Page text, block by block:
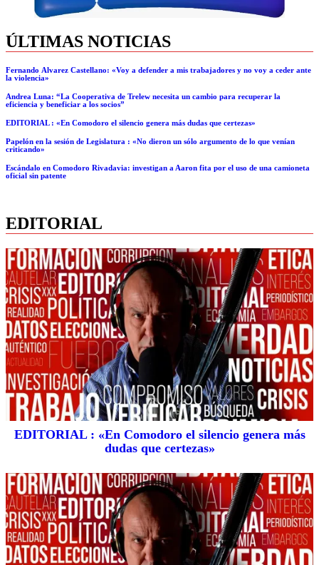
ÚLTIMAS NOTICIAS
Fernando Álvarez Castellano: «Voy a defender a mis trabajadores y no voy a ceder ante
la violencia»
Andrea Luna: “La Cooperativa de Trelew necesita un cambio para recuperar la
eficiencia y beneficiar a los socios”
EDITORIAL : «En Comodoro el silencio genera más dudas que certezas»
Papelón en la sesión de Legislatura : «No dieron un sólo argumento de lo que venían
criticando»
Escándalo en Comodoro Rivadavia: investigan a Aaron fita por el uso de una camioneta
oficial sin patente
EDITORIAL
EDITORIAL : «En Comodoro el silencio genera más
dudas que certezas»